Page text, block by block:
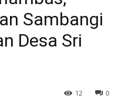
Sambangi
Desa Sri
0
12